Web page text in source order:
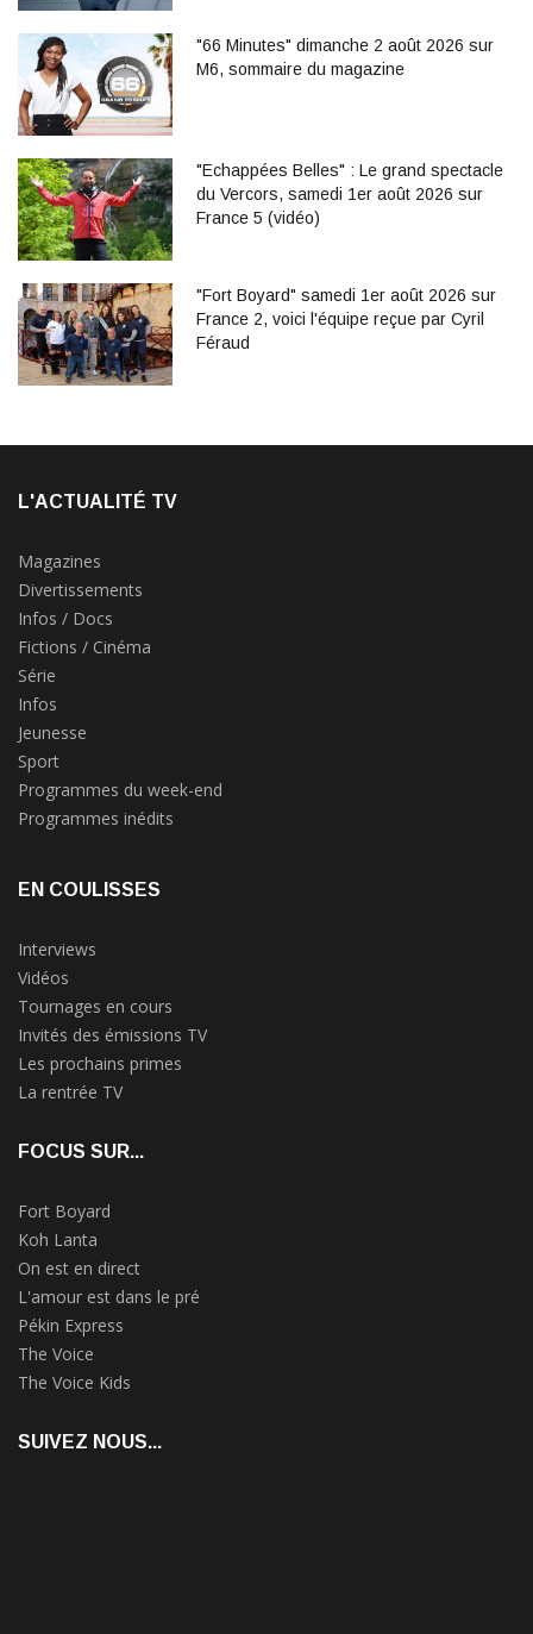
"66 Minutes" dimanche 2 août 2026 sur
M6, sommaire du magazine
"Echappées Belles" : Le grand spectacle
du Vercors, samedi 1er août 2026 sur
France 5 (vidéo)
"Fort Boyard" samedi 1er août 2026 sur
France 2, voici l'équipe reçue par Cyril
Féraud
L'ACTUALITÉ TV
Magazines
Divertissements
Infos / Docs
Fictions / Cinéma
Série
Infos
Jeunesse
Sport
Programmes du week-end
Programmes inédits
EN COULISSES
Interviews
Vidéos
Tournages en cours
Invités des émissions TV
Les prochains primes
La rentrée TV
FOCUS SUR...
Fort Boyard
Koh Lanta
On est en direct
L'amour est dans le pré
Pékin Express
The Voice
The Voice Kids
SUIVEZ NOUS...